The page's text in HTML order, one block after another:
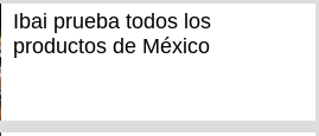
Ibai prueba todos los
productos de México